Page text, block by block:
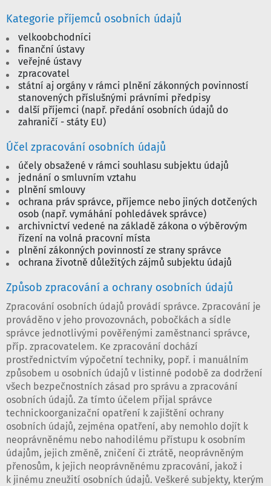
Kategorie příjemců osobních údajů
velkoobchodníci
finanční ústavy
veřejné ústavy
zpracovatel
státní aj orgány v rámci plnění zákonných povinností
stanovených příslušnými právními předpisy
další příjemci (např. předání osobních údajů do
zahraničí - státy EU)
Účel zpracování osobních údajů
účely obsažené v rámci souhlasu subjektu údajů
jednání o smluvním vztahu
plnění smlouvy
ochrana práv správce, příjemce nebo jiných dotčených
osob (např. vymáhání pohledávek správce)
archivnictví vedené na základě zákona o výběrovým
řízení na volná pracovní místa
plnění zákonných povinností ze strany správce
ochrana životně důležitých zájmů subjektu údajů
Způsob zpracování a ochrany osobních údajů
Zpracování osobních údajů provádí správce. Zpracování je
prováděno v jeho provozovnách, pobočkách a sídle
správce jednotlivými pověřenými zaměstnanci správce,
příp. zpracovatelem. Ke zpracování dochází
prostřednictvím výpočetní techniky, popř. i manuálním
způsobem u osobních údajů v listinné podobě za dodržení
všech bezpečnostních zásad pro správu a zpracování
osobních údajů. Za tímto účelem přijal správce
technickoorganizační opatření k zajištění ochrany
osobních údajů, zejména opatření, aby nemohlo dojít k
neoprávněnému nebo nahodilému přístupu k osobním
údajům, jejich změně, zničení či ztrátě, neoprávněným
přenosům, k jejich neoprávněnému zpracování, jakož i
k jinému zneužití osobních údajů. Veškeré subjekty, kterým